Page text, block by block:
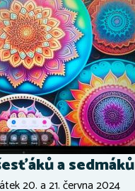
a sedmáků
20. a 21. června 2024